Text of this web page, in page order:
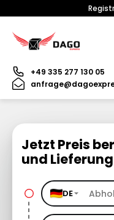
+49 335 277 130 05
Jetzt Preis
und
DE